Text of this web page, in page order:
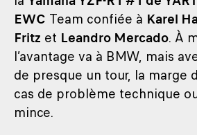
EWC Team confiée à Karel
Fritz et Leandro Mercado. À
l’avantage va à BMW, mais
de presque un tour, la marge
cas de problème technique
mince.